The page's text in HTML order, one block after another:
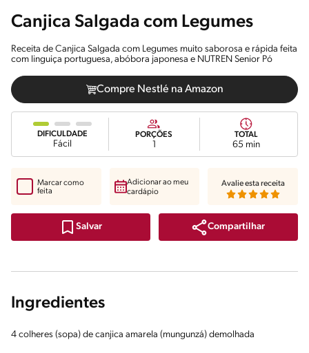
Canjica Salgada com Legumes
Receita de Canjica Salgada com Legumes muito saborosa e rápida feita
com linguiça portuguesa, abóbora japonesa e NUTREN Senior Pó
Compre Nestlé na Amazon
DIFICULDADE
Fácil
PORÇÕES
1
TOTAL
65 min
Salvar Compartilhar
Marcar como
feita
Adicionar ao meu
cardápio
Avalie esta receita
Ingredientes
4 colheres (sopa) de canjica amarela (mungunzá) demolhada